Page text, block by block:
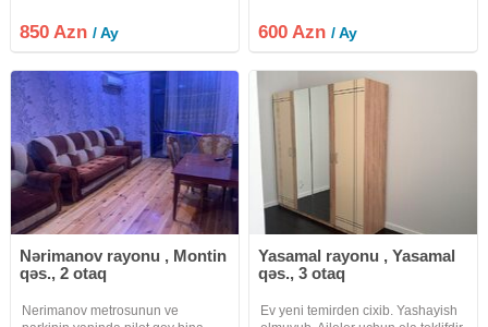
5 dəqiqəlik piyada məsafə Səliqəli
və müasir bina 2 yataq otağı +
850 Azn/ Ay 600 Azn/ Ay
Nərimanov rayonu , Montin
qəs., 2 otaq
Nerimanov metrosunun ve
Yasamal rayonu , Yasamal
qəs., 3 otaq
Ev yeni temirden cixib. Yashayish